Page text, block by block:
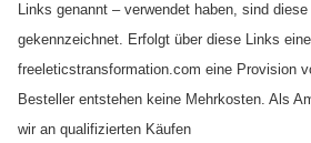
Links genannt – verwendet haben, sind
gekennzeichnet. Erfolgt über diese Links
freeleticstransformation.com eine Provision
Besteller entstehen keine Mehrkosten. Als
wir an qualifizierten Käufen